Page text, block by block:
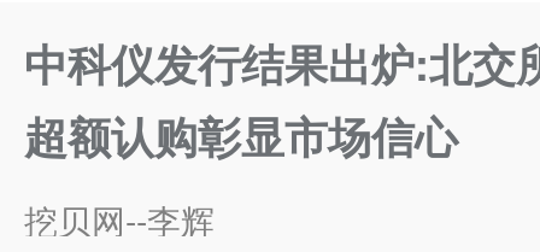
中科仪发行结果出炉:北交
超额认购彰显市场信心
挖贝网--李辉